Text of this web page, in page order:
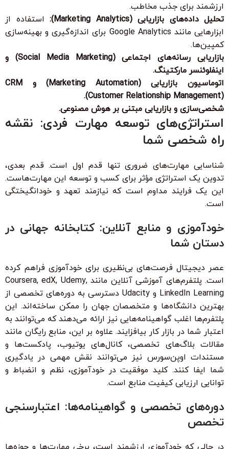
ارزشمند برای جذب مخاطب.
تحلیل داده‌های بازاریابی (Marketing Analytics):
استفاده از
ابزارهایی مانند Google Analytics برای اندازه‌گیری و بهینه‌سازی
کمپین‌ها.
بازاریابی رسانه‌های اجتماعی (Social Media Marketing) و
اینفلوئنسر مارکتینگ.
اتوماسیون بازاریابی (Marketing Automation) و CRM
(Customer Relationship Management).
شخصی‌سازی و بازاریابی مبتنی بر هوش مصنوعی.
استراتژی‌های توسعه مهارت فردی: نقشه
راه شخصی شما
شناسایی مهارت‌های ضروری تنها قدم اول است. قدم بعدی،
تدوین یک استراتژی مؤثر برای کسب و توسعه این مهارت‌هاست.
این یک فرایند مداوم است که نیازمند تعهد و خودانگیختگی
است.
خودآموزی و منابع آنلاین: کتابخانه جهانی در
دستان شما
عصر دیجیتال فرصت‌های بی‌نظیری برای خودآموزی فراهم کرده
است. پلتفرم‌های آموزشی آنلاین مانند Coursera, edX, Udemy,
LinkedIn Learning و Udacity دسترسی به دوره‌های تخصصی از
بهترین دانشگاه‌ها و متخصصان جهان را ممکن ساخته‌اند. این
پلتفرم‌ها اغلب گواهینامه‌هایی نیز ارائه می‌دهند که می‌توانند به
اعتبار شما در بازار کار بیافزایند. علاوه بر این، منابع رایگان مانند
مقالات بلاگ‌های تخصصی، کانال‌های یوتیوب، پادکست‌ها و
مستندات اوپن‌سورس نیز می‌توانند نقش مهمی در یادگیری
شما ایفا کنند. کلید موفقیت در خودآموزی، نظم و انضباط و
توانایی ارزیابی کیفیت منابع است.
دوره‌های تخصصی و گواهینامه‌ها: اعتبارسنجی
تخصص